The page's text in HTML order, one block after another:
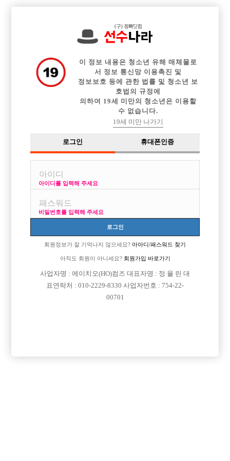
중빠 구인정보 아빠방 구인정보
이력서등록 이력서정보 커뮤니티 광고안내
이 정보 내용은 청소년 유해 매체물로
서 정보 통신망 이용촉진 및
정보보호 등에 관한 법률 및 청소년 보
호법의 규정에
의하여 19세 미만의 청소년은 이용할
수 없습니다.
19세 미만 나가기
로그인 휴대폰인증
아이디를 입력해 주세요
비밀번호를 입력해 주세요
로그인
회원정보가 잘 기억나지 않으세요? 아아디/패스워드 찾기
아직도 회원이 아니세요?회원가입 바로가기
사업자명 : 에이치오(HO)컴즈 대표자명 : 정 율 린 대
표연락처 : 010-2229-8330 사업자번호 : 754-22-
00701
개인정보
고객센터
체불사업주
당사가 제공하는 구인정보는 접대부 채용이 가능한 1종 유흥주점만을 다루고 있
습니다.
사업자번호 : 754-22-00701
Online Sales License: 제2018-서울영등포-0273
Address: Yeongdeungpo-Gu Kyeong-In Ro 775, 803-163
연락처 : 010-2229-8330
이메일: jungbbar11@gmail.com
직업정보제공사업자번호: j1204020180002
COPYRIGHT ⓒ 호빠 선수 구인구직 전문 - 선수나라 All RIGHTS RESERVED.